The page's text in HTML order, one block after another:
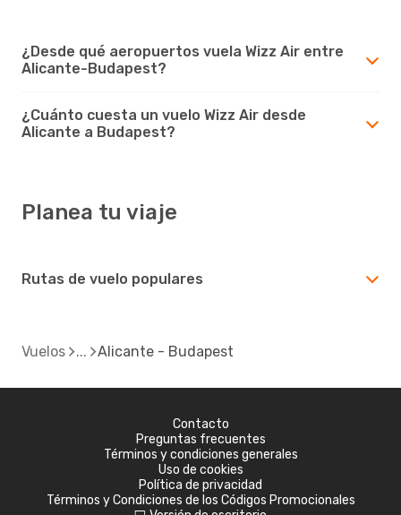
¿Desde qué aeropuertos vuela Wizz Air entre
Alicante-Budapest?
¿Cuánto cuesta un vuelo Wizz Air desde
Alicante a Budapest?
Planea tu viaje
Rutas de vuelo populares
Vuelos Alicante - Budapest
Contacto
Preguntas frecuentes
Términos y condiciones generales
Uso de cookies
Política de privacidad
Términos y Condiciones de los Códigos Promocionales